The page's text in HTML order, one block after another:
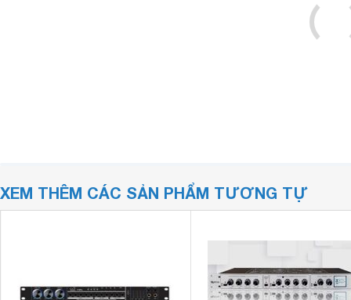
XEM THÊM CÁC SẢN PHẨM TƯƠNG TỰ